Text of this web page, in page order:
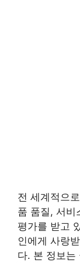
전 세계적으
품 품질, 서비
평가를 받고
인에게 사랑
다. 본 정보는